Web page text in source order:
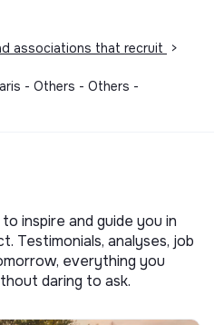
associations that recruit
>
- Others - Others -
inspire and guide you in
Testimonials, analyses, job
everything you
daring to ask.